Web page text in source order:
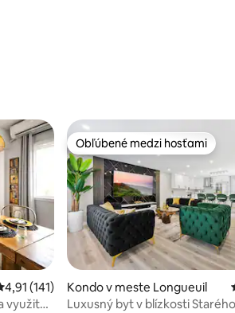
140 ohodnotenie 4,91 z 5, počet
4,91 (141)
využite
Obľúbené medzi hosťami
Obľúbené medzi hosťami
Kondo v meste Longueuil
Luxusný byt v blízkosti Starého